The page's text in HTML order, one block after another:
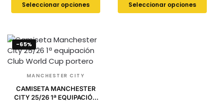
Seleccionar opciones Seleccionar opciones
-65%
MANCHESTER CITY
CAMISETA MANCHESTER
CITY 25/26 1ª EQUIPACIÓN